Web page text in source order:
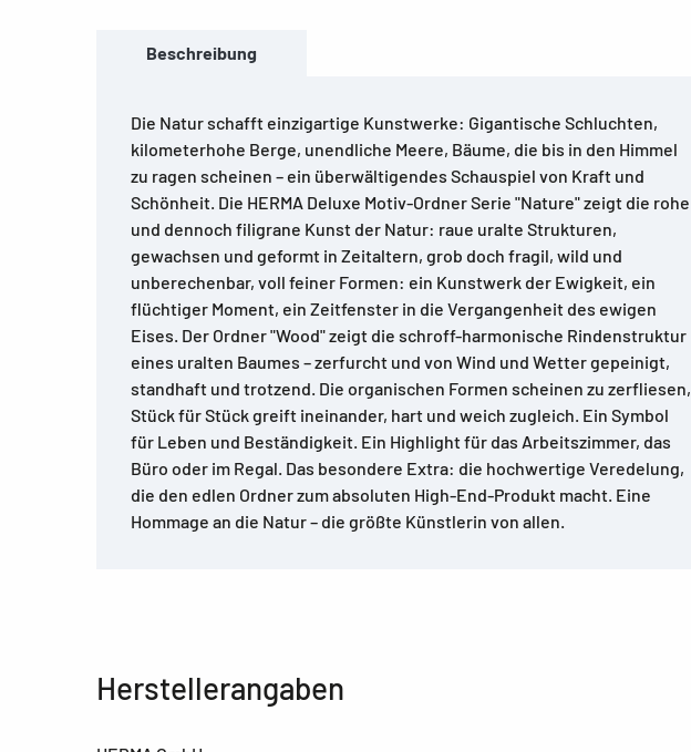
Beschreibung
Die Natur schafft einzigartige Kunstwerke: Gigantische Schluchten,
kilometerhohe Berge, unendliche Meere, Bäume, die bis in den Himmel
zu ragen scheinen – ein überwältigendes Schauspiel von Kraft und
Schönheit. Die HERMA Deluxe Motiv-Ordner Serie "Nature" zeigt die rohe
und dennoch filigrane Kunst der Natur: raue uralte Strukturen,
gewachsen und geformt in Zeitaltern, grob doch fragil, wild und
unberechenbar, voll feiner Formen: ein Kunstwerk der Ewigkeit, ein
flüchtiger Moment, ein Zeitfenster in die Vergangenheit des ewigen
Eises. Der Ordner "Wood" zeigt die schroff-harmonische Rindenstruktur
eines uralten Baumes – zerfurcht und von Wind und Wetter gepeinigt,
standhaft und trotzend. Die organischen Formen scheinen zu zerfliesen,
Stück für Stück greift ineinander, hart und weich zugleich. Ein Symbol
für Leben und Beständigkeit. Ein Highlight für das Arbeitszimmer, das
Büro oder im Regal. Das besondere Extra: die hochwertige Veredelung,
die den edlen Ordner zum absoluten High-End-Produkt macht. Eine
Hommage an die Natur – die größte Künstlerin von allen.
Herstellerangaben